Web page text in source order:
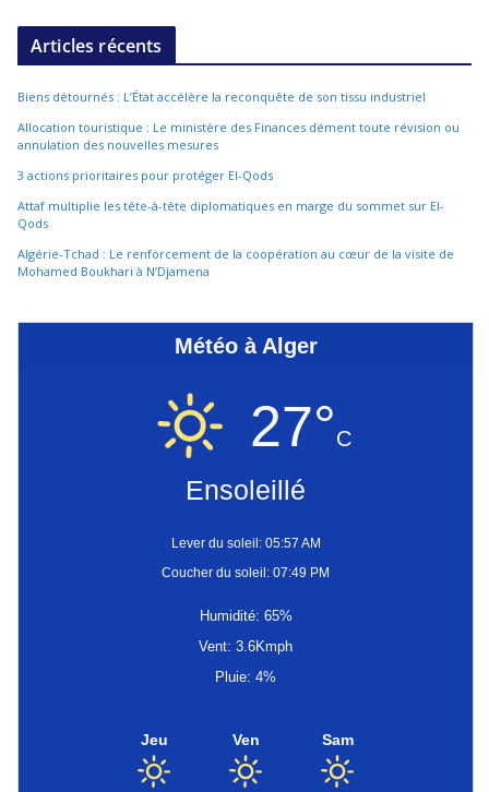
Articles récents
Biens détournés : L’État accélère la reconquête de son tissu industriel
Allocation touristique : Le ministère des Finances dément toute révision ou
annulation des nouvelles mesures
3 actions prioritaires pour protéger El-Qods
Attaf multiplie les tête-à-tête diplomatiques en marge du sommet sur El-
Qods
Algérie-Tchad : Le renforcement de la coopération au cœur de la visite de
Mohamed Boukhari à N’Djamena
Météo à Alger
27°C
Ensoleillé
Lever du soleil: 05:57 AM
Coucher du soleil: 07:49 PM
Humidité: 65%
Vent: 3.6Kmph
Pluie: 4%
Jeu Ven Sam